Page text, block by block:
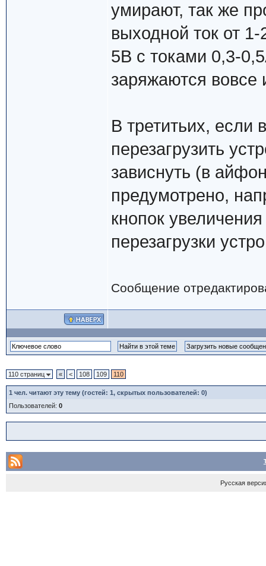
умирают, так же
выходной ток от
5В с токами 0,3-
заряжаются
В третитьих, если
перезагрузить
зависнуть (в
предумотрено,
кнопок
перезагрузки
Сообщение
110 страниц « < 108 109 110
1 чел. читают эту тему (гостей: 1, скрытых пользователей: 0)
Пользователей: 0
Русская